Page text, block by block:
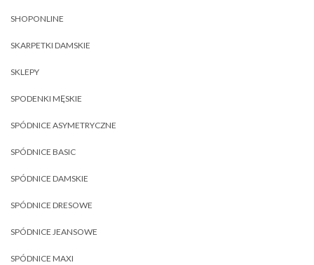
SHOPONLINE
SKARPETKI DAMSKIE
SKLEPY
SPODENKI MĘSKIE
SPÓDNICE ASYMETRYCZNE
SPÓDNICE BASIC
SPÓDNICE DAMSKIE
SPÓDNICE DRESOWE
SPÓDNICE JEANSOWE
SPÓDNICE MAXI